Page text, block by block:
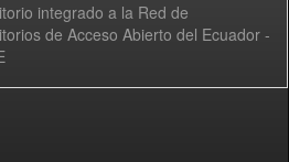
integrado a la Red de
de Acceso Abierto del Ecuador -